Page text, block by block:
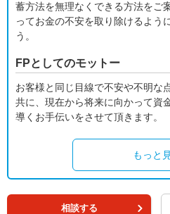
蓄方法を無理なくできる方法をご
ってお金の不安を取り除けるよう
う。
FPとしてのモットー
お客様と同じ目線で不安や不明な
共に、現在から将来に向かって資
導くお手伝いをさせて頂きます。
もっと
相談する